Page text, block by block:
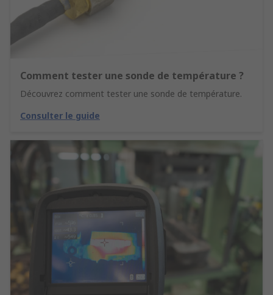
Comment tester une sonde de température ?
Découvrez comment tester une sonde de température.
Consulter le guide